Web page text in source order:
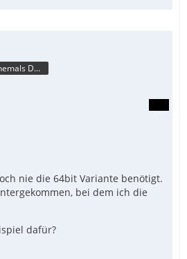
aka Rettich, ehemals DAU
nie die 64bit Variante benötigt.
bei dem ich die
dafür?